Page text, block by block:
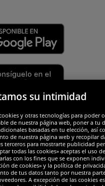
seguridad
Galardones
su intimidad
y otras tecnologías para poder
de nuestra página web, poner a tu
basadas en tu elección, así
de nuestra página web y recopilar
terceros para mostrarte publicidad
todas las cookies» aceptas el uso
con los fines que se exponen
de cookies» y la política de
de tus datos tanto por nuestra
A excepción de las cookies